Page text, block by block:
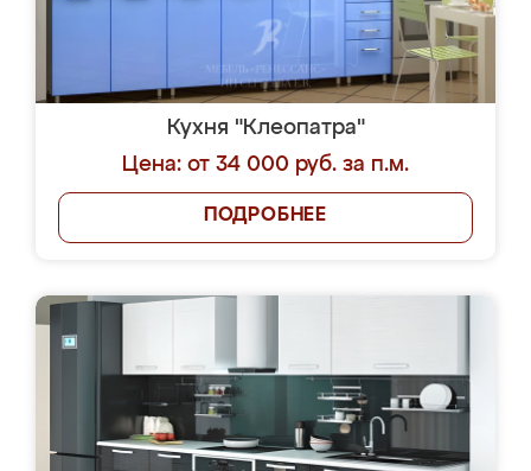
Кухня "Клеопатра"
Цена: от 34 000 руб. за п.м.
ПОДРОБНЕЕ